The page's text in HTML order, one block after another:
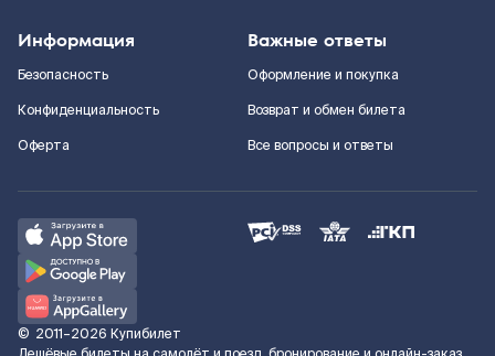
Информация
Безопасность
Конфиденциальность
Оферта
Важные ответы
Оформление и покупка
Возврат и обмен билета
Все вопросы и ответы
© 2011–2026 Купибилет